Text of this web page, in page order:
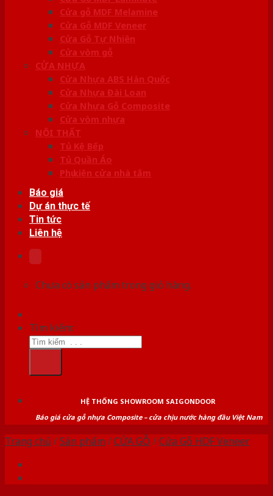
Cửa gỗ MDF Melamine
Cửa Gỗ MDF Veneer
Cửa Gỗ Tự Nhiên
Cửa vòm gỗ
CỬA NHỰA
Cửa Nhựa ABS Hàn Quốc
Cửa Nhựa Đài Loan
Cửa Nhựa Gỗ Composite
Cửa vòm nhựa
NỘI THẤT
Tủ Kệ Bếp
Tủ Quần Áo
Phụ kiện cửa nhà tắm
Báo giá
Dự án thực tế
Tin tức
Liên hệ
Chưa có sản phẩm trong giỏ hàng.
Tìm kiếm:
HỆ THỐNG SHOWROOM SAIGONDOOR
Báo giá cửa gỗ nhựa Composite – cửa chịu nước hàng đầu Việt Nam
Trang chủ /Sản phẩm /CỬA GỖ /Cửa Gỗ HDF Veneer